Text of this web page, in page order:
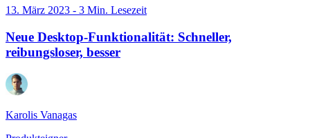
13. März 2023 - 3 Min. Lesezeit
Neue Desktop-Funktionalität: Schneller,
reibungsloser, besser
Karolis Vanagas